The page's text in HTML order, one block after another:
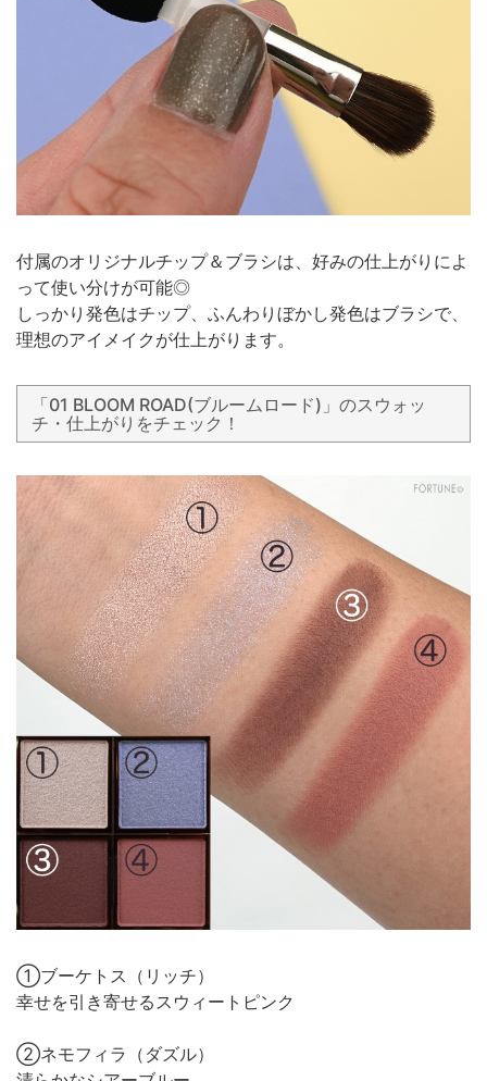
付属のオリジナルチップ＆ブラシは、好みの仕上がりによ
って使い分けが可能◎
しっかり発色はチップ、ふんわりぼかし発色はブラシで、
理想のアイメイクが仕上がります。
「01 BLOOM ROAD(ブルームロード)」のスウォッ
チ・仕上がりをチェック！
①ブーケトス（リッチ）
幸せを引き寄せるスウィートピンク
②ネモフィラ（ダズル）